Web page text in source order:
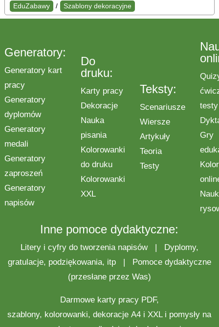
EduZabawy / Szablony dekoracyjne
Generatory:
Generatory kart
pracy
Generatory
dyplomów
Generatory
medali
Generatory
zaproszeń
Generatory
napisów
Do
druku:
Karty pracy
Dekoracje
Nauka
pisania
Kolorowanki
do druku
Kolorowanki
XXL
Teksty:
Scenariusze
Wiersze
Artykuły
Teoria
Testy
testy
Gry
Inne pomoce dydaktyczne:
Litery i cyfry do tworzenia napisów| Dyplomy,
gratulacje, podziękowania, itp| Pomoce dydaktyczne
(przesłane przez Was)
Darmowe karty pracyPDF,
szablony, kolorowanki,dekoracje A4 i XXL i pomysły na